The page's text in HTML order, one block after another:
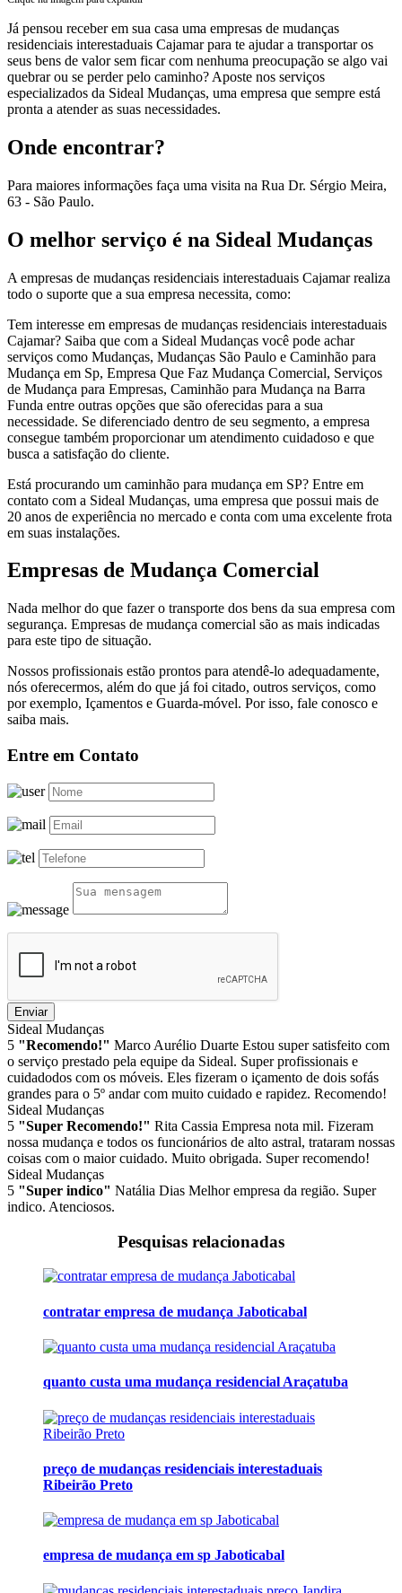
Já pensou receber em sua casa uma empresas de mudanças
residenciais interestaduais Cajamar para te ajudar a transportar os
seus bens de valor sem ficar com nenhuma preocupação se algo vai
quebrar ou se perder pelo caminho? Aposte nos serviços
especializados da Sideal Mudanças, uma empresa que sempre está
pronta a atender as suas necessidades.
Onde encontrar?
Para maiores informações faça uma visita na Rua Dr. Sérgio Meira,
63 - São Paulo.
O melhor serviço é na Sideal Mudanças
A empresas de mudanças residenciais interestaduais Cajamar realiza
todo o suporte que a sua empresa necessita, como:
Tem interesse em empresas de mudanças residenciais interestaduais
Cajamar? Saiba que com a Sideal Mudanças você pode achar
serviços como Mudanças, Mudanças São Paulo e Caminhão para
Mudança em Sp, Empresa Que Faz Mudança Comercial, Serviços
de Mudança para Empresas, Caminhão para Mudança na Barra
Funda entre outras opções que são oferecidas para a sua
necessidade. Se diferenciado dentro de seu segmento, a empresa
consegue também proporcionar um atendimento cuidadoso e que
busca a satisfação do cliente.
Está procurando um caminhão para mudança em SP? Entre em
contato com a Sideal Mudanças, uma empresa que possui mais de
20 anos de experiência no mercado e conta com uma excelente frota
em suas instalações.
Empresas de Mudança Comercial
Nada melhor do que fazer o transporte dos bens da sua empresa com
segurança. Empresas de mudança comercial são as mais indicadas
para este tipo de situação.
Nossos profissionais estão prontos para atendê-lo adequadamente,
nós oferecermos, além do que já foi citado, outros serviços, como
por exemplo, Içamentos e Guarda-móvel. Por isso, fale conosco e
saiba mais.
Entre em Contato
Enviar
Sideal Mudanças
5 "Recomendo!" Marco Aurélio Duarte Estou super satisfeito com
o serviço prestado pela equipe da Sideal. Super profissionais e
cuidadodos com os móveis. Eles fizeram o içamento de dois sofás
grandes para o 5º andar com muito cuidado e rapidez. Recomendo!
Sideal Mudanças
5 "Super Recomendo!" Rita Cassia Empresa nota mil. Fizeram
nossa mudança e todos os funcionários de alto astral, trataram nossas
coisas com o maior cuidado. Muito obrigada. Super recomendo!
Sideal Mudanças
5 "Super indico" Natália Dias Melhor empresa da região. Super
indico. Atenciosos.
Pesquisas relacionadas
contratar empresa de mudança Jaboticabal
quanto custa uma mudança residencial Araçatuba
preço de mudanças residenciais interestaduais
Ribeirão Preto
empresa de mudança em sp Jaboticabal